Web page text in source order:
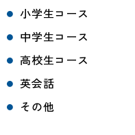
小学生コース
中学生コース
高校生コース
英会話
その他